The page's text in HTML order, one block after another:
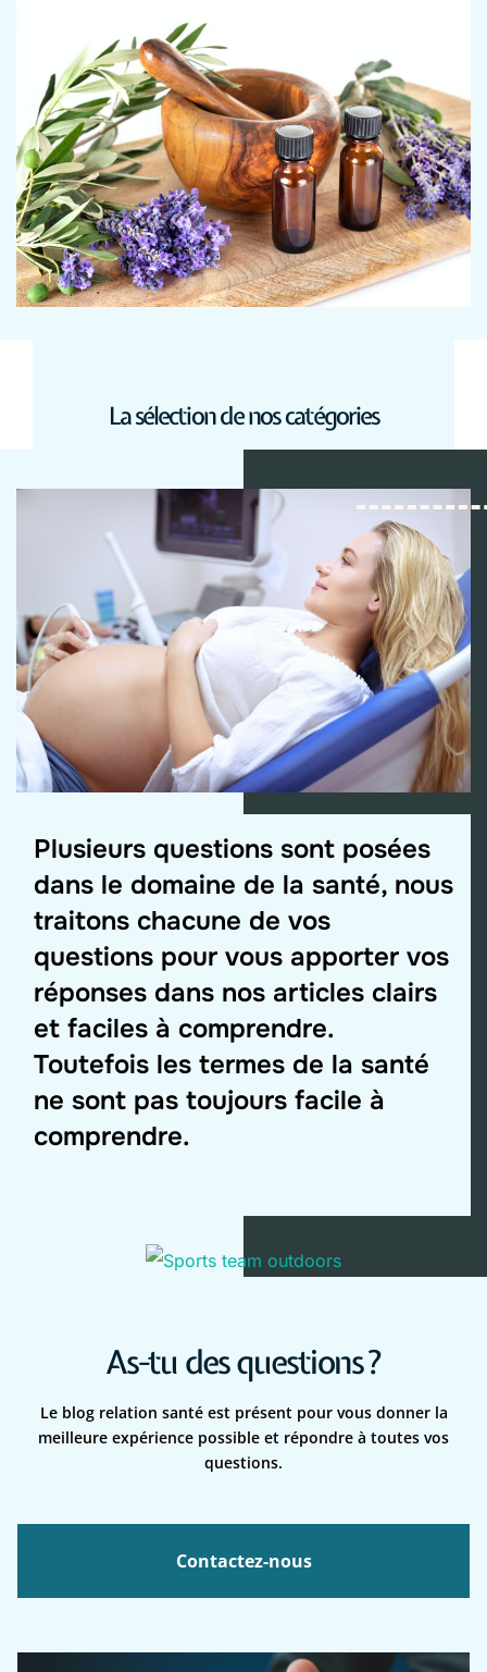
La sélection de nos catégories
Plusieurs questions sont posées
dans le domaine de la santé, nous
traitons chacune de vos
questions pour vous apporter vos
réponses dans nos articles clairs
et faciles à comprendre.
Toutefois les termes de la santé
ne sont pas toujours facile à
comprendre.
As-tu des questions ?
Le blog relation santé est présent pour vous donner la
meilleure expérience possible et répondre à toutes vos
questions.
Contactez-nous